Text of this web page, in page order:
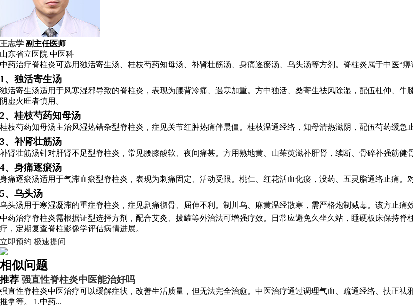
王志学 副主任医师
山东省立医院 中医科
中药治疗脊柱炎可选用独活寄生汤、桂枝芍药知母汤、补肾壮筋汤、身痛逐瘀汤、乌头汤等方剂。脊柱炎属于中医“
1、独活寄生汤
独活寄生汤适用于风寒湿邪导致的脊柱炎，表现为腰背冷痛、遇寒加重。方中独活、桑寄生祛风除湿，配伍杜仲、
阴虚火旺者慎用。
2、桂枝芍药知母汤
桂枝芍药知母汤主治风湿热错杂型脊柱炎，症见关节红肿热痛伴晨僵。桂枝温通经络，知母清热滋阴，配伍芍药缓急
3、补肾壮筋汤
补肾壮筋汤针对肝肾不足型脊柱炎，常见腰膝酸软、夜间痛甚。方用熟地黄、山茱萸滋补肝肾，续断、骨碎补强筋健
4、身痛逐瘀汤
身痛逐瘀汤适用于气滞血瘀型脊柱炎，表现为刺痛固定、活动受限。桃仁、红花活血化瘀，没药、五灵脂通络止痛。
5、乌头汤
乌头汤用于寒湿凝滞的重症脊柱炎，症见剧痛彻骨、屈伸不利。制川乌、麻黄温经散寒，需严格炮制减毒。该方止痛
中药治疗脊柱炎需根据证型选择方剂，配合艾灸、拔罐等外治法可增强疗效。日常应避免久坐久站，睡硬板床保持
疗，定期复查脊柱影像学评估病情进展。
立即预约 极速提问
相似问题
推荐 强直性脊柱炎中医能治好吗
强直性脊柱炎中医治疗可以缓解症状，改善生活质量，但无法完全治愈。中医治疗通过调理气血、疏通经络、扶正祛
推拿等。 1.中药...